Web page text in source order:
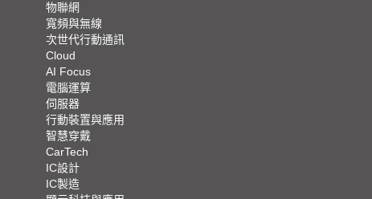
物聯網
寬頻與無線
次世代行動通訊
Cloud
AI Focus
電腦運算
伺服器
行動裝置與應用
智慧穿戴
CarTech
IC設計
IC製造